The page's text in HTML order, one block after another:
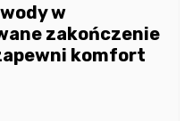
w
zakończenie
komfort